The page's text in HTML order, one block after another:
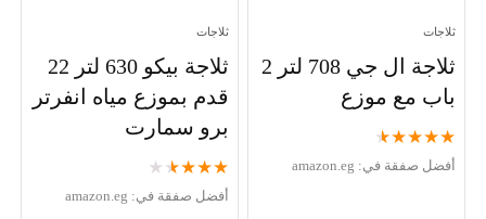
ثلاجات
ثلاجة ال جي 708 لتر 2
باب مع موزع
★
★
★
★
★
أفضل صفقة في: amazon.eg
ثلاجات
ثلاجة بيكو 630 لتر 22
قدم بموزع مياه انفرتر
برو سمارت
★
★
★
★
★
أفضل صفقة في: amazon.eg